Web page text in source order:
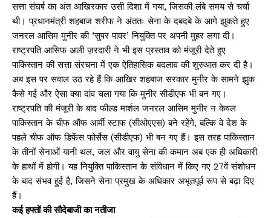
सत्ता संघर्ष का अंत आखिरकार उसी दिशा में गया, जिसकी लंबे समय से चर्चा
थी। प्रधानमंत्री शहबाज शरीफ ने अंततः सेना के दबदबे के आगे झुकते हुए
जनरल आसिम मुनीर की ‘सुपर पावर’ नियुक्ति पर अपनी मुहर लगा दी।
राष्ट्रपति आसिफ अली ज़रदारी ने भी इस प्रस्ताव को मंजूरी देते हुए
पाकिस्तान की सत्ता संरचना में एक ऐतिहासिक बदलाव की शुरुआत कर दी है।
अब इस पर सवाल उठ रहे हैं कि आखिर शहबाज सरकार मुनीर के सामने झुक
कैसे गई और ऐसा क्या दांव चला गया कि मुनीर सीडीएफ भी बन गए।
राष्ट्रपति की मंजूरी के बाद फील्ड मार्शल जनरल आसिम मुनीर न केवल
पाकिस्तान के चीफ ऑफ आर्मी स्टाफ (सीओएएस) बने रहेंगे, बल्कि वे देश के
पहले चीफ ऑफ डिफेंस फोर्सेस (सीडीएफ) भी बन गए हैं। इस तरह पाकिस्तान
के तीनों सेनाओं यानी थल, जल और वायु सेना की कमान अब एक ही अधिकारी
के हाथों में होगी। यह नियुक्ति पाकिस्तान के संविधान में किए गए 27वें संशोधन
के बाद संभव हुई है, जिसने सेना प्रमुख के अधिकार अभूतपूर्व रूप से बढ़ा दिए
हैं।
कई हफ्तों की सौदेबाजी का नतीजा